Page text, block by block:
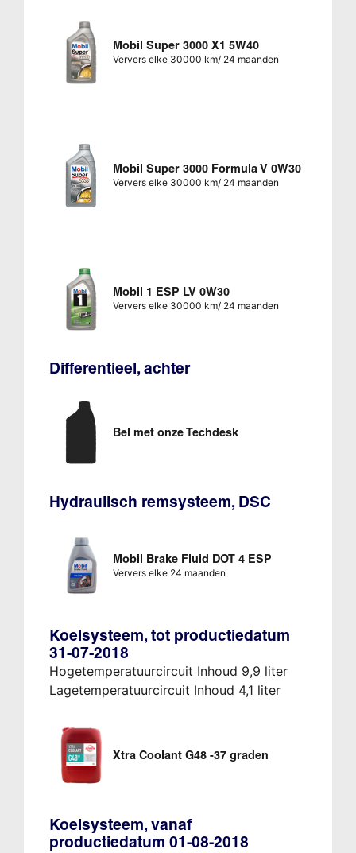
Mobil Super 3000 X1 5W40
Ververs elke 30000 km/ 24 maanden
Mobil Super 3000 Formula V 0W30
Ververs elke 30000 km/ 24 maanden
Mobil 1 ESP LV 0W30
Ververs elke 30000 km/ 24 maanden
Differentieel, achter
Bel met onze Techdesk
Hydraulisch remsysteem, DSC
Mobil Brake Fluid DOT 4 ESP
Ververs elke 24 maanden
Koelsysteem, tot productiedatum
31-07-2018
Hogetemperatuurcircuit Inhoud 9,9 liter
Lagetemperatuurcircuit Inhoud 4,1 liter
Xtra Coolant G48 -37 graden
Koelsysteem, vanaf
productiedatum 01-08-2018